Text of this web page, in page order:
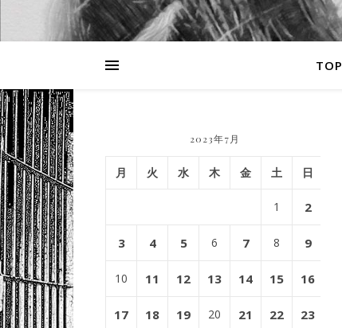
TOP
2023年7月
月 火 水 木 金 土 日
1 2
3 4 5 6 7 8 9
10 11 12 13 14 15 16
17 18 19 20 21 22 23